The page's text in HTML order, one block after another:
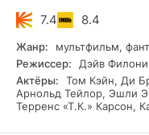
7.4 8.4
Жанр:
мультфильм,
Режиссер:
Дэйв
Актёры:
Том Кэйн, Ди
Арнольд Тейлор, Эшли
Терренс «Т.К.» Карсон,